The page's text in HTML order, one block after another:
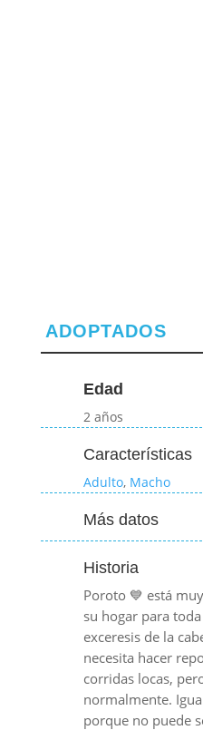
ADOPTADOS
Edad
2 años
Características
Adulto, Macho
Más datos
Historia
Poroto 💙 está
su hogar para
exceresis de la
necesita hacer
corridas locas,
normalmente.
porque no puede